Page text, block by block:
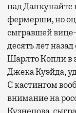
над Дапкунайте
фермерши, но
сыгравшей
десять лет
Шарлто Копли в
Джека Куэйда,
С кастингом
внимание на